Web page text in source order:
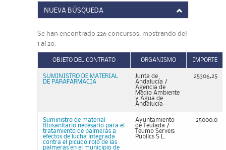
NUEVA BÚSQUEDA
Se han encontrado 226 concursos, mostrando del
1 al 20.
OBJETO DEL CONTRATO ORGANISMO IMPORTE
SUMINISTRO DE MATERIAL
DE PARAFARMACIA
Junta de
Andalucía /
Agencia de
Medio Ambiente
y Agua de
Andalucía
25306,25
Suministro de material
fitosanitario necesario para el
tratamiento de palmeras a
efectos de lucha integrada
contra el picudo rojo de las
palmeras en el municipio de
Ayuntamiento
de Teulada /
Teumo Serveis
Publics S.L.
25000,0